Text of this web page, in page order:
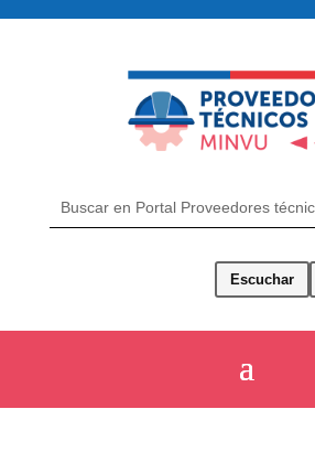
Escuchar